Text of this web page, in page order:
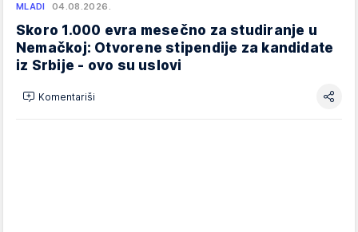
MLADI 04.08.2026.
Skoro 1.000 evra mesečno za studiranje u
Nemačkoj: Otvorene stipendije za kandidate
iz Srbije - ovo su uslovi
Komentariši